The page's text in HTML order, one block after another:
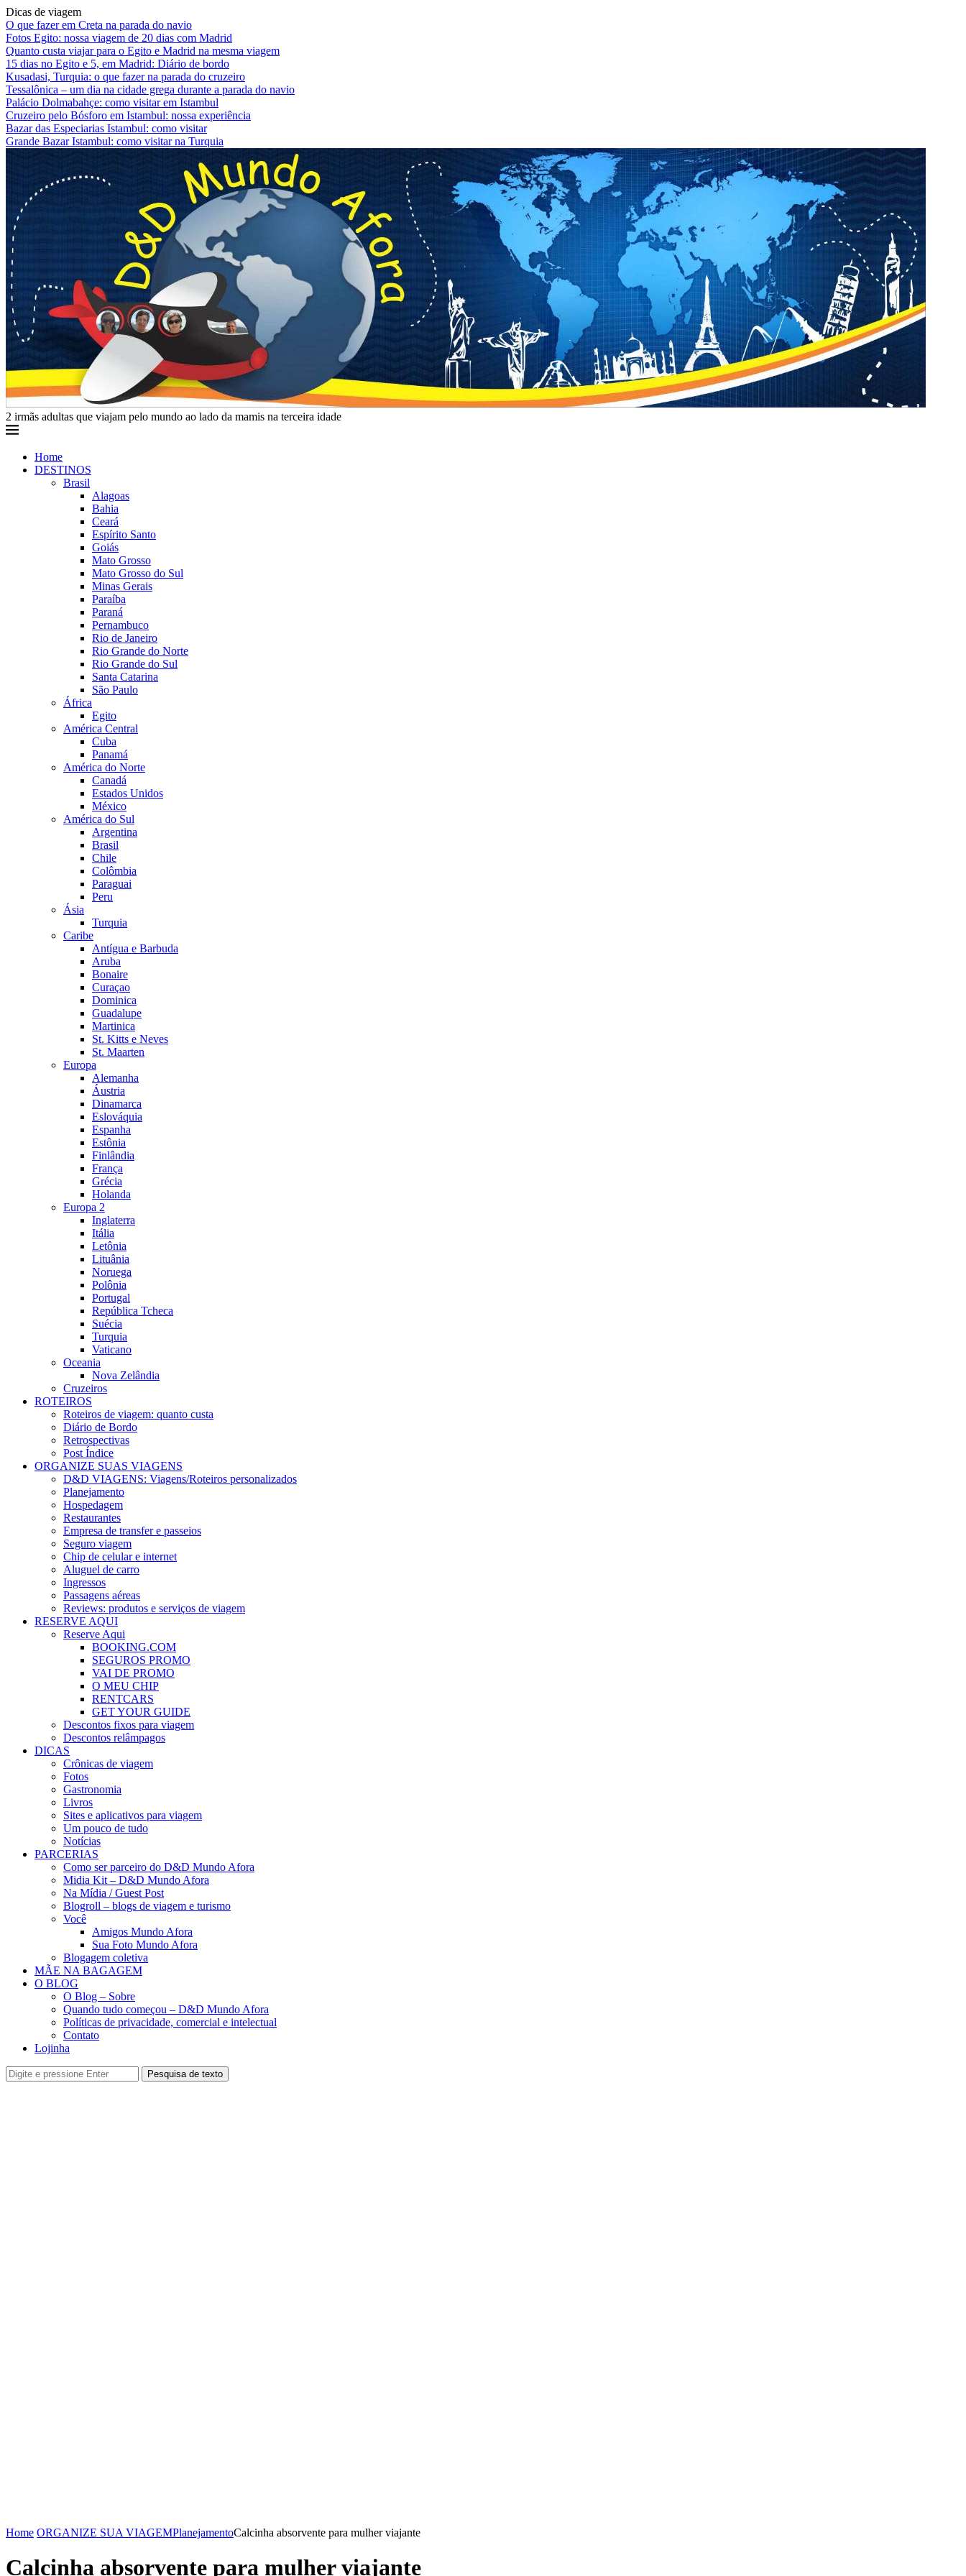
Dicas de viagem
O que fazer em Creta na parada do navio
Fotos Egito: nossa viagem de 20 dias com Madrid
Quanto custa viajar para o Egito e Madrid na mesma viagem
15 dias no Egito e 5, em Madrid: Diário de bordo
Kusadasi, Turquia: o que fazer na parada do cruzeiro
Tessalônica – um dia na cidade grega durante a parada do navio
Palácio Dolmabahçe: como visitar em Istambul
Cruzeiro pelo Bósforo em Istambul: nossa experiência
Bazar das Especiarias Istambul: como visitar
Grande Bazar Istambul: como visitar na Turquia
2 irmãs adultas que viajam pelo mundo ao lado da mamis na terceira idade
Home
DESTINOS
Brasil
Alagoas
Bahia
Ceará
Espírito Santo
Goiás
Mato Grosso
Mato Grosso do Sul
Minas Gerais
Paraíba
Paraná
Pernambuco
Rio de Janeiro
Rio Grande do Norte
Rio Grande do Sul
Santa Catarina
São Paulo
África
Egito
América Central
Cuba
Panamá
América do Norte
Canadá
Estados Unidos
México
América do Sul
Argentina
Brasil
Chile
Colômbia
Paraguai
Peru
Ásia
Turquia
Caribe
Antígua e Barbuda
Aruba
Bonaire
Curaçao
Dominica
Guadalupe
Martinica
St. Kitts e Neves
St. Maarten
Europa
Alemanha
Áustria
Dinamarca
Eslováquia
Espanha
Estônia
Finlândia
França
Grécia
Holanda
Europa 2
Inglaterra
Itália
Letônia
Lituânia
Noruega
Polônia
Portugal
República Tcheca
Suécia
Turquia
Vaticano
Oceania
Nova Zelândia
Cruzeiros
ROTEIROS
Roteiros de viagem: quanto custa
Diário de Bordo
Retrospectivas
Post Índice
ORGANIZE SUAS VIAGENS
D&D VIAGENS: Viagens/Roteiros personalizados
Planejamento
Hospedagem
Restaurantes
Empresa de transfer e passeios
Seguro viagem
Chip de celular e internet
Aluguel de carro
Ingressos
Passagens aéreas
Reviews: produtos e serviços de viagem
RESERVE AQUI
Reserve Aqui
BOOKING.COM
SEGUROS PROMO
VAI DE PROMO
O MEU CHIP
RENTCARS
GET YOUR GUIDE
Descontos fixos para viagem
Descontos relâmpagos
DICAS
Crônicas de viagem
Fotos
Gastronomia
Livros
Sites e aplicativos para viagem
Um pouco de tudo
Notícias
PARCERIAS
Como ser parceiro do D&D Mundo Afora
Midia Kit – D&D Mundo Afora
Na Mídia / Guest Post
Blogroll – blogs de viagem e turismo
Você
Amigos Mundo Afora
Sua Foto Mundo Afora
Blogagem coletiva
MÃE NA BAGAGEM
O BLOG
O Blog – Sobre
Quando tudo começou – D&D Mundo Afora
Políticas de privacidade, comercial e intelectual
Contato
Lojinha
Pesquisa de texto
Home ORGANIZE SUA VIAGEMPlanejamentoCalcinha absorvente para mulher viajante
Calcinha absorvente para mulher viajante